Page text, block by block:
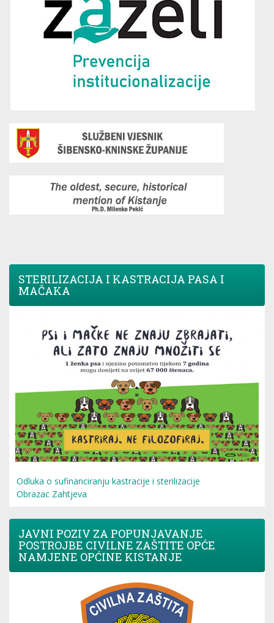
STERILIZACIJA I KASTRACIJA PASA I
MAČAKA
Odluka o sufinanciranju kastracije i sterilizacije
Obrazac Zahtjeva
JAVNI POZIV ZA POPUNJAVANJE
POSTROJBE CIVILNE ZAŠTITE OPĆE
NAMJENE OPĆINE KISTANJE